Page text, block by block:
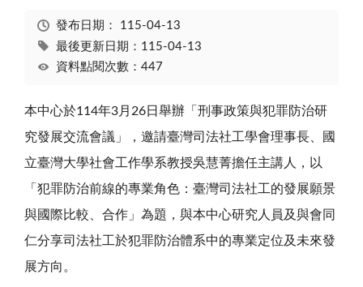
發布日期： 115-04-13
最後更新日期：115-04-13
資料點閱次數：447
本中心於114年3月 26日舉辦「刑事政策與犯罪防治研
究發展交流會議」，邀請臺灣司法社工學會理事長、國
立臺灣大學社會工作學系教授吳慧菁擔任主講人，以
「犯罪防治前線的專業角色：臺灣司法社工的發展願景
與國際比較、合作」為題，與本中心研究人員及與會同
仁分享司法社工於犯罪防治體系中的專業定位及未來發
展方向。